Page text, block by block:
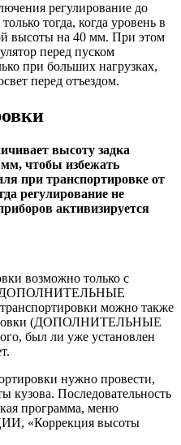
регулирование до
тогда, когда уровень в
высоты на 40 мм. При этом
перед пуском
при больших нагрузках,
перед отъездом.
высоту задка
чтобы избежать
при транспортировке от
регулирование не
активизируется
возможно только с
(ДОПОЛНИТЕЛЬНЫЕ
можно также
(ДОПОЛНИТЕЛЬНЫЕ
был ли уже установлен
нужно провести,
кузова. Последовательность
программа, меню
«Коррекция высоты